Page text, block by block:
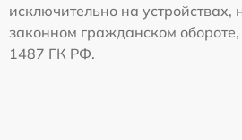
исключительно на устройствах,
законном гражданском обороте,
1487 ГК РФ.